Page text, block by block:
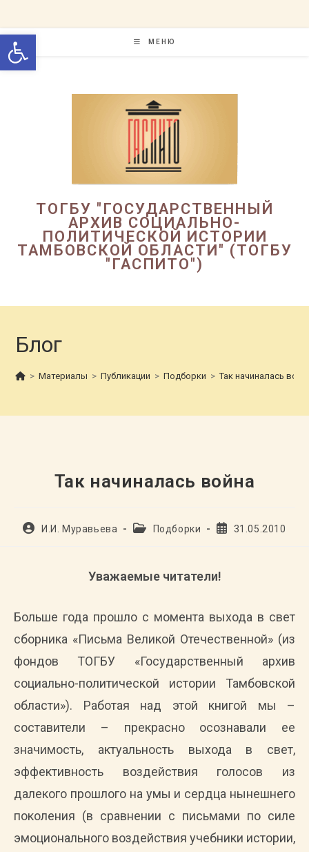
Открыть панель
содержимому
МЕНЮ
ТОГБУ "ГОСУДАРСТВЕННЫЙ
АРХИВ СОЦИАЛЬНО-
ПОЛИТИЧЕСКОЙ ИСТОРИИ
ТАМБОВСКОЙ ОБЛАСТИ" (ТОГБУ
"ГАСПИТО")
Блог
> Материалы > Публикации > Подборки > Так начиналась
Так начиналась война
АвторИ.И. Муравьева
РубрикаПодборки
Запись31.05.2010
Уважаемые читатели!
Больше года прошло с момента выхода в свет
сборника «Письма Великой Отечественной» (из
фондов ТОГБУ «Государственный архив
социально-политической истории Тамбовской
области»). Работая над этой книгой мы –
составители – прекрасно осознавали ее
значимость, актуальность выхода в свет,
эффективность воздействия голосов из
далекого прошлого на умы и сердца нынешнего
поколения (в сравнении с письмами по силе
эмоционального воздействия учебники истории,